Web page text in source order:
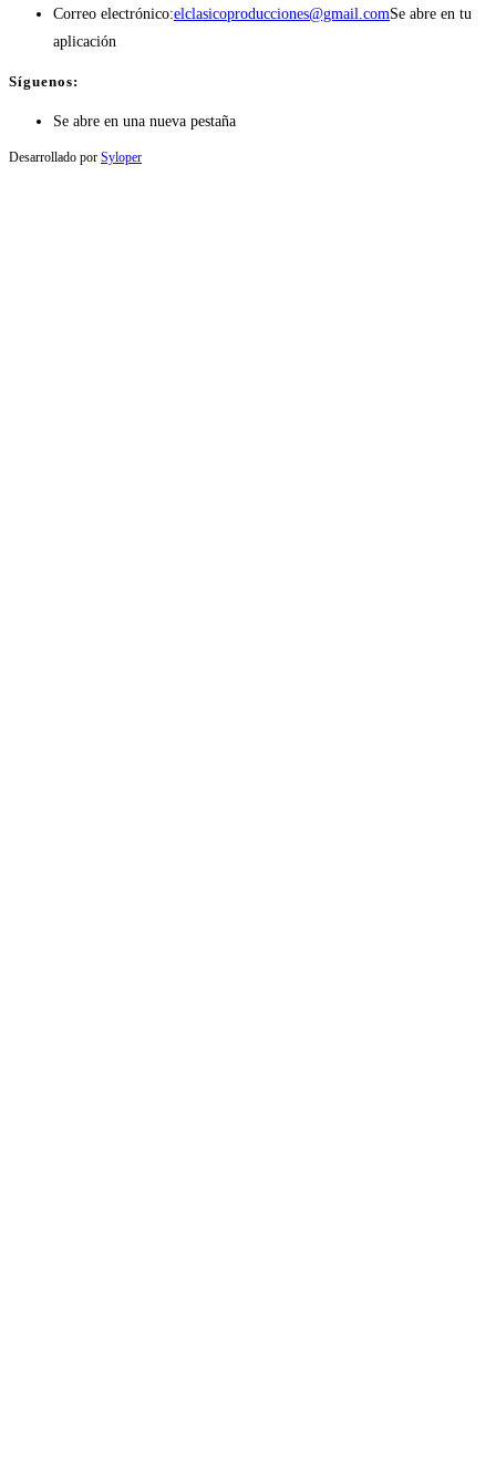
Correo electrónico:elclasicoproducciones@gmail.comSe abre en tu
aplicación
Síguenos:
Se abre en una nueva pestaña
Desarrollado por Syloper